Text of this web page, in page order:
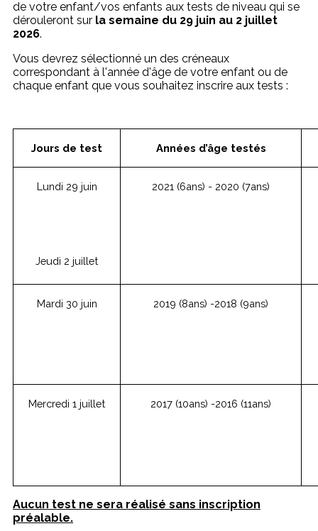
de votre enfant/vos enfants aux tests de niveau qui se
dérouleront sur la semaine du 29 juin au 2 juillet
2026.
Vous devrez sélectionné un des créneaux
correspondant à l'année d'âge de votre enfant ou de
chaque enfant que vous souhaitez inscrire aux tests :
Jours de test Années d’âge testés
Lundi 29 juin
Jeudi 2 juillet
2021 (6ans) - 2020 (7ans)
Mardi 30 juin 2019 (8ans) -2018 (9ans)
Mercredi 1 juillet 2017 (10ans) -2016 (11ans)
Aucun test ne sera réalisé sans inscription
préalable.